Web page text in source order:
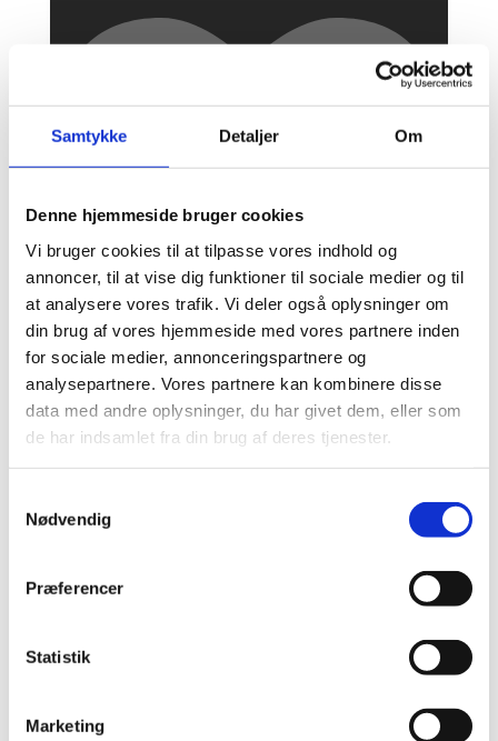
Samtykke Detaljer Om
Denne hjemmeside bruger cookies
Vi bruger cookies til at tilpasse vores indhold og
annoncer, til at vise dig funktioner til sociale medier og til
at analysere vores trafik. Vi deler også oplysninger om
din brug af vores hjemmeside med vores partnere inden
for sociale medier, annonceringspartnere og
analysepartnere. Vores partnere kan kombinere disse
data med andre oplysninger, du har givet dem, eller som
de har indsamlet fra din brug af deres tjenester.
Nødvendig
Præferencer
Statistik
Marketing
3